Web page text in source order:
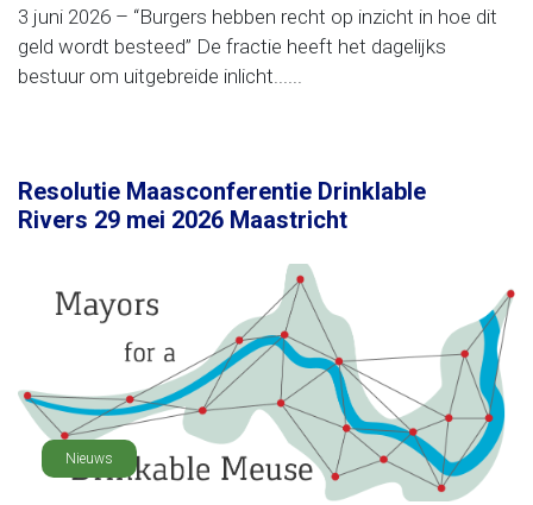
3 juni 2026 – “Burgers hebben recht op inzicht in hoe dit
geld wordt besteed” De fractie heeft het dagelijks
bestuur om uitgebreide inlicht......
Resolutie Maasconferentie Drinklable
Rivers 29 mei 2026 Maastricht
Nieuws